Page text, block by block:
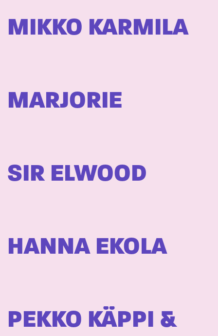
MIKKO KARMILA
MARJORIE
SIR ELWOOD
HANNA EKOLA
PEKKO KÄPPI &